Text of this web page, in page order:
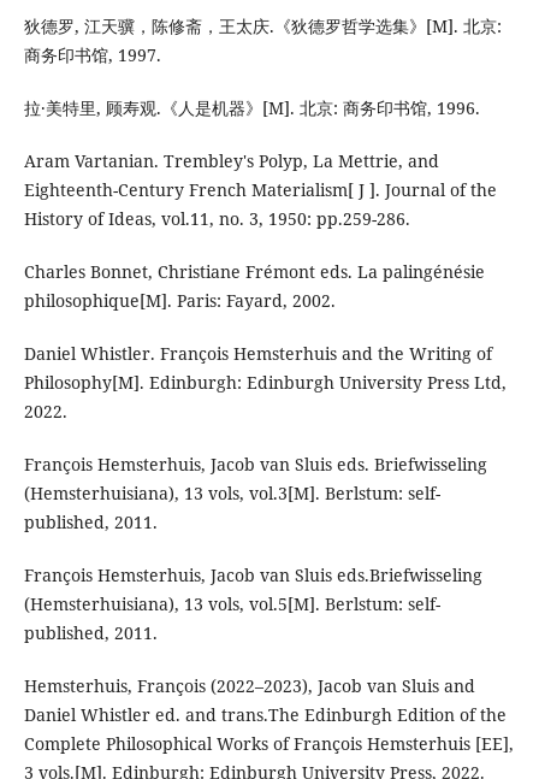
狄德罗, 江天骥，陈修斋，王太庆.《狄德罗哲学选集》[M]. 北京:
商务印书馆, 1997.
拉·美特里, 顾寿观.《人是机器》[M]. 北京: 商务印书馆, 1996.
Aram Vartanian. Trembley's Polyp, La Mettrie, and
Eighteenth-Century French Materialism[ J ]. Journal of the
History of Ideas, vol.11, no. 3, 1950: pp.259-286.
Charles Bonnet, Christiane Frémont eds. La palingénésie
philosophique[M]. Paris: Fayard, 2002.
Daniel Whistler. François Hemsterhuis and the Writing of
Philosophy[M]. Edinburgh: Edinburgh University Press Ltd,
2022.
François Hemsterhuis, Jacob van Sluis eds. Briefwisseling
(Hemsterhuisiana), 13 vols, vol.3[M]. Berlstum: self-
published, 2011.
François Hemsterhuis, Jacob van Sluis eds.Briefwisseling
(Hemsterhuisiana), 13 vols, vol.5[M]. Berlstum: self-
published, 2011.
Hemsterhuis, François (2022–2023), Jacob van Sluis and
Daniel Whistler ed. and trans.The Edinburgh Edition of the
Complete Philosophical Works of François Hemsterhuis [EE],
3 vols.[M]. Edinburgh: Edinburgh University Press, 2022.